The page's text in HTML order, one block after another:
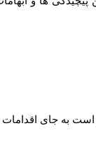
است به جای